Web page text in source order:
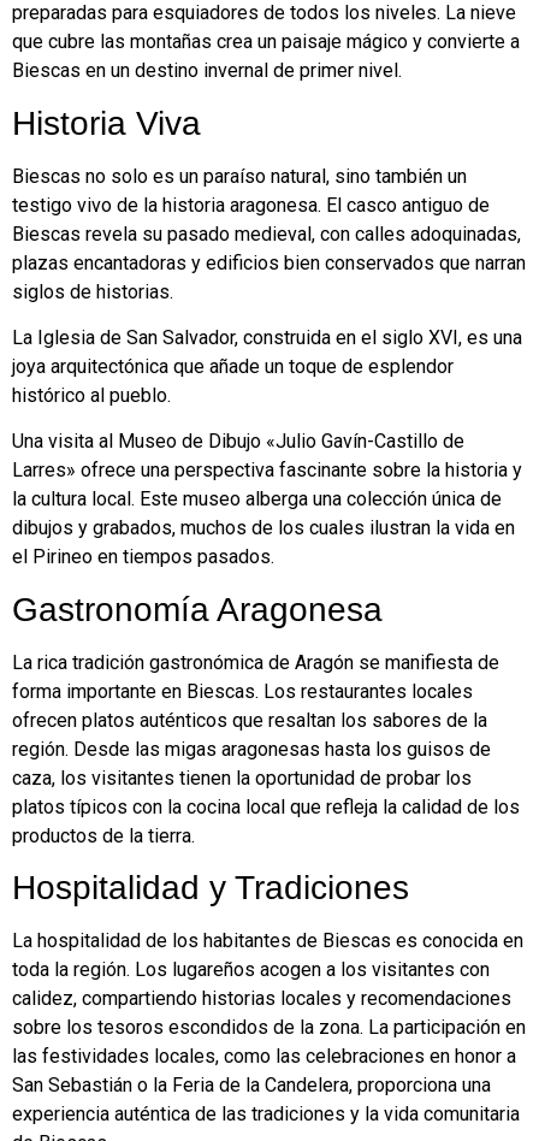
preparadas para esquiadores de todos los niveles. La nieve
que cubre las montañas crea un paisaje mágico y convierte a
Biescas en un destino invernal de primer nivel.
Historia Viva
Biescas no solo es un paraíso natural, sino también un
testigo vivo de la historia aragonesa. El casco antiguo de
Biescas revela su pasado medieval, con calles adoquinadas,
plazas encantadoras y edificios bien conservados que narran
siglos de historias.
La Iglesia de San Salvador, construida en el siglo XVI, es una
joya arquitectónica que añade un toque de esplendor
histórico al pueblo.
Una visita al Museo de Dibujo «Julio Gavín-Castillo de
Larres» ofrece una perspectiva fascinante sobre la historia y
la cultura local. Este museo alberga una colección única de
dibujos y grabados, muchos de los cuales ilustran la vida en
el Pirineo en tiempos pasados.
Gastronomía Aragonesa
La rica tradición gastronómica de Aragón se manifiesta de
forma importante en Biescas. Los restaurantes locales
ofrecen platos auténticos que resaltan los sabores de la
región. Desde las migas aragonesas hasta los guisos de
caza, los visitantes tienen la oportunidad de probar los
platos típicos con la cocina local que refleja la calidad de los
productos de la tierra.
Hospitalidad y Tradiciones
La hospitalidad de los habitantes de Biescas es conocida en
toda la región. Los lugareños acogen a los visitantes con
calidez, compartiendo historias locales y recomendaciones
sobre los tesoros escondidos de la zona. La participación en
las festividades locales, como las celebraciones en honor a
San Sebastián o la Feria de la Candelera, proporciona una
experiencia auténtica de las tradiciones y la vida comunitaria